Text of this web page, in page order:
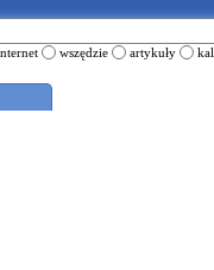
wszędzie artykuły